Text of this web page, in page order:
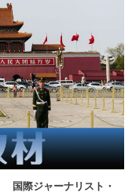
国際ジャーナリスト・